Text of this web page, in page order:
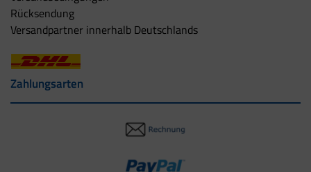
Rücksendung
Versandpartner innerhalb Deutschlands
Zahlungsarten